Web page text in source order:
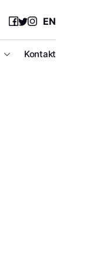
Kontakt
EN